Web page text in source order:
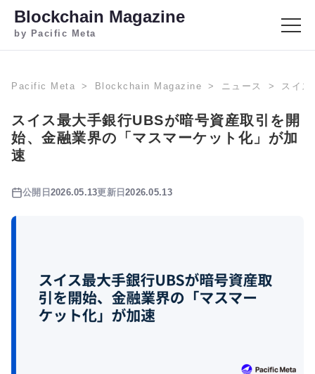
Blockchain Magazine
by Pacific Meta
Pacific Meta Blockchain Magazine ニュース スイス
スイス最大手銀行UBSが暗号資産取引を開
始、金融業界の「マスマーケット化」が加
速
公開日 2026.05.13更新日2026.05.13